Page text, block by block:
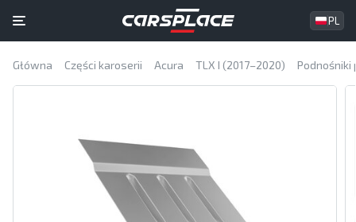
PL
Główna Części karoserii Acura TLX I (2017–2020) Podnośniki